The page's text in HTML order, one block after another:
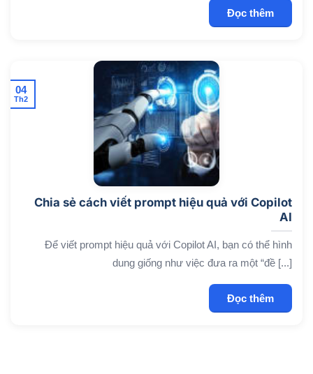
Đọc thêm
Chia sẻ cách viết prompt hiệu quả với Copilot
AI
Để viết prompt hiệu quả với Copilot AI, bạn có thể hình
dung giống như việc đưa ra một “đề [...]
Đọc thêm
04
Th2